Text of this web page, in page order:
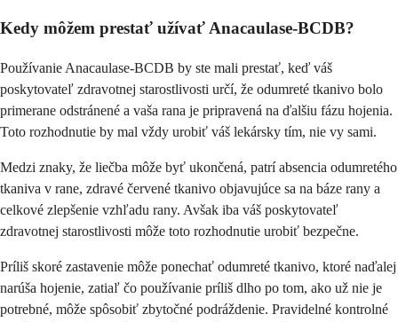
Kedy môžem prestať užívať Anacaulase-BCDB?
Používanie Anacaulase-BCDB by ste mali prestať, keď váš
poskytovateľ zdravotnej starostlivosti určí, že odumreté tkanivo bolo
primerane odstránené a vaša rana je pripravená na ďalšiu fázu hojenia.
Toto rozhodnutie by mal vždy urobiť váš lekársky tím, nie vy sami.
Medzi znaky, že liečba môže byť ukončená, patrí absencia odumretého
tkaniva v rane, zdravé červené tkanivo objavujúce sa na báze rany a
celkové zlepšenie vzhľadu rany. Avšak iba váš poskytovateľ
zdravotnej starostlivosti môže toto rozhodnutie urobiť bezpečne.
Príliš skoré zastavenie môže ponechať odumreté tkanivo, ktoré naďalej
narúša hojenie, zatiaľ čo používanie príliš dlho po tom, ako už nie je
potrebné, môže spôsobiť zbytočné podráždenie. Pravidelné kontrolné